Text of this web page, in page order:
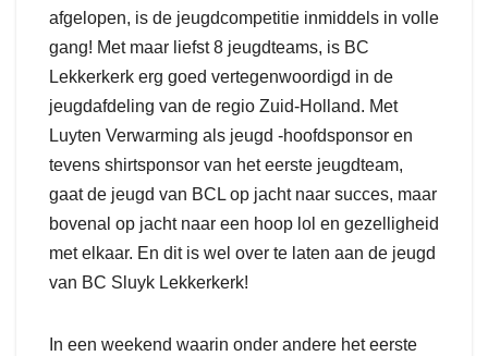
afgelopen, is de jeugdcompetitie inmiddels in volle
gang! Met maar liefst 8 jeugdteams, is BC
Lekkerkerk erg goed vertegenwoordigd in de
jeugdafdeling van de regio Zuid-Holland. Met
Luyten Verwarming als jeugd -hoofdsponsor en
tevens shirtsponsor van het eerste jeugdteam,
gaat de jeugd van BCL op jacht naar succes, maar
bovenal op jacht naar een hoop lol en gezelligheid
met elkaar. En dit is wel over te laten aan de jeugd
van BC Sluyk Lekkerkerk!
In een weekend waarin onder andere het eerste